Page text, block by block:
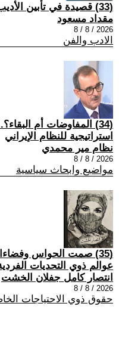
(33) قصيدة في تأبين الأديب محمد عبد حسن
مقداد مسعود
2026 / 8 / 8
الادب والفن
(34) المفاوضات أم
استراتيجية للنظام الإيراني
نظام مير محمدي
2026 / 8 / 8
مواضيع وابحاث سياسية
(35) صمت الحواس
عوالم ذوي التحديات
انتصار كامل جفلان الخشت
2026 / 8 / 8
حقوق ذوي الاحتياجات